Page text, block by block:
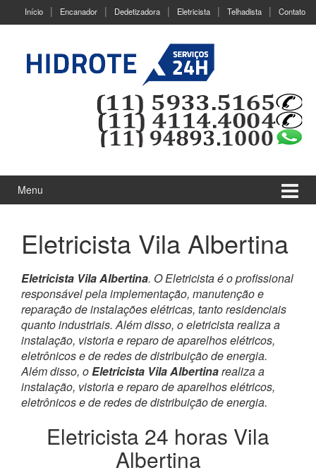
Início Encanador Dedetizadora Eletricista Telhadista Contato
Menu
Eletricista Vila Albertina
Eletricista Vila Albertina. O Eletricista é o profissional
responsável pela implementação, manutenção e
reparação de instalações elétricas, tanto residenciais
quanto industriais. Além disso, o eletricista realiza a
instalação, vistoria e reparo de aparelhos elétricos,
eletrônicos e de redes de distribuição de energia.
Além disso, oEletricista Vila Albertinarealiza a
instalação, vistoria e reparo de aparelhos elétricos,
eletrônicos e de redes de distribuição de energia.
Eletricista 24 horas Vila
Albertina